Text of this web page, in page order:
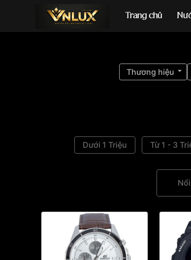
Trang chủ
Đồng
Thương hiệu
Dưới 1 Triệu Từ 1 - 3